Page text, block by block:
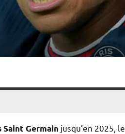
Saint Germain jusqu’en 2025, le